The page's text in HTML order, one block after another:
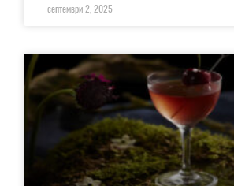
септември 2, 2025